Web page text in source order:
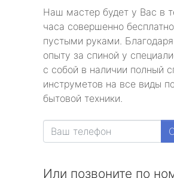
Наш мастер будет у Вас в
часа совершенно
пустыми руками.
опыту за спиной у
с собой в наличии полный
инструметов на все виды
бытовой техники.
Или позвоните по